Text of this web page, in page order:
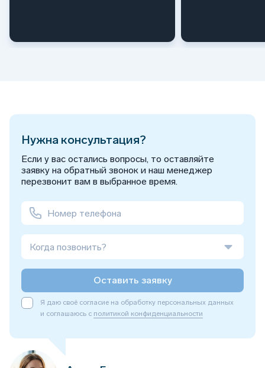
Нужна консультация?
Если у вас остались вопросы, то оставляйте
заявку на обратный звонок и наш менеджер
перезвонит вам в выбранное время.
Когда позвонить?
Оставить заявку
Я даю своё согласие на обработку персональных данных
и соглашаюсь с политикой конфиденциальности